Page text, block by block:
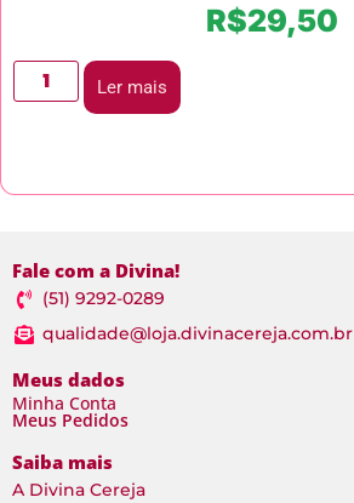
R$29,50
Ler mais
Fale com a Divina!
(51) 9292-0289
qualidade@loja.divinacereja.com.br
Meus dados
Minha Conta
Meus Pedidos
Saiba mais
A Divina Cereja